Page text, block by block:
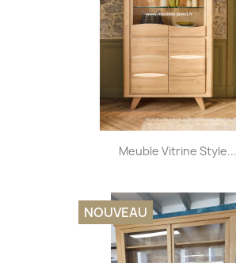
Meuble Vitrine Style...
NOUVEAU